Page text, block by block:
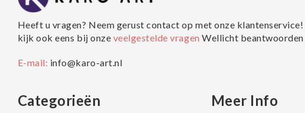
Heeft u vragen? Neem gerust contact op met onze
kijk ook eens bij onze veelgestelde vragenWellicht beantwoorden
E-mail: info@karo-art.nl
Categorieën Meer Info